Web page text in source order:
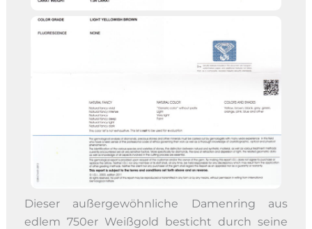
Dieser außergewöhnliche Damenring aus
edlem 750er Weißgold besticht durch seine